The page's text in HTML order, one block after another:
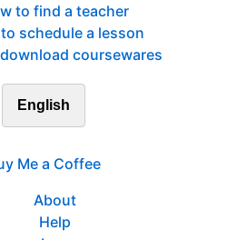
to find a teacher
schedule a lesson
coursewares
English
Me a Coffee
About
Help